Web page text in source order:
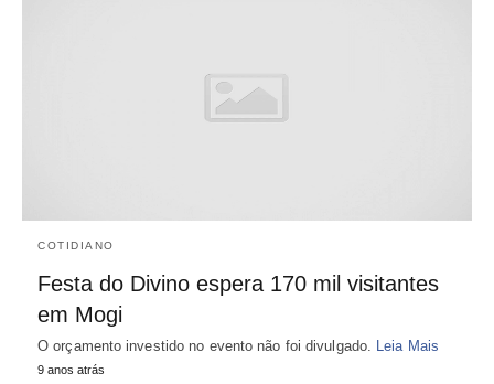
COTIDIANO
Festa do Divino espera 170 mil visitantes
em Mogi
O orçamento investido no evento não foi divulgado. Leia Mais
9 anos atrás